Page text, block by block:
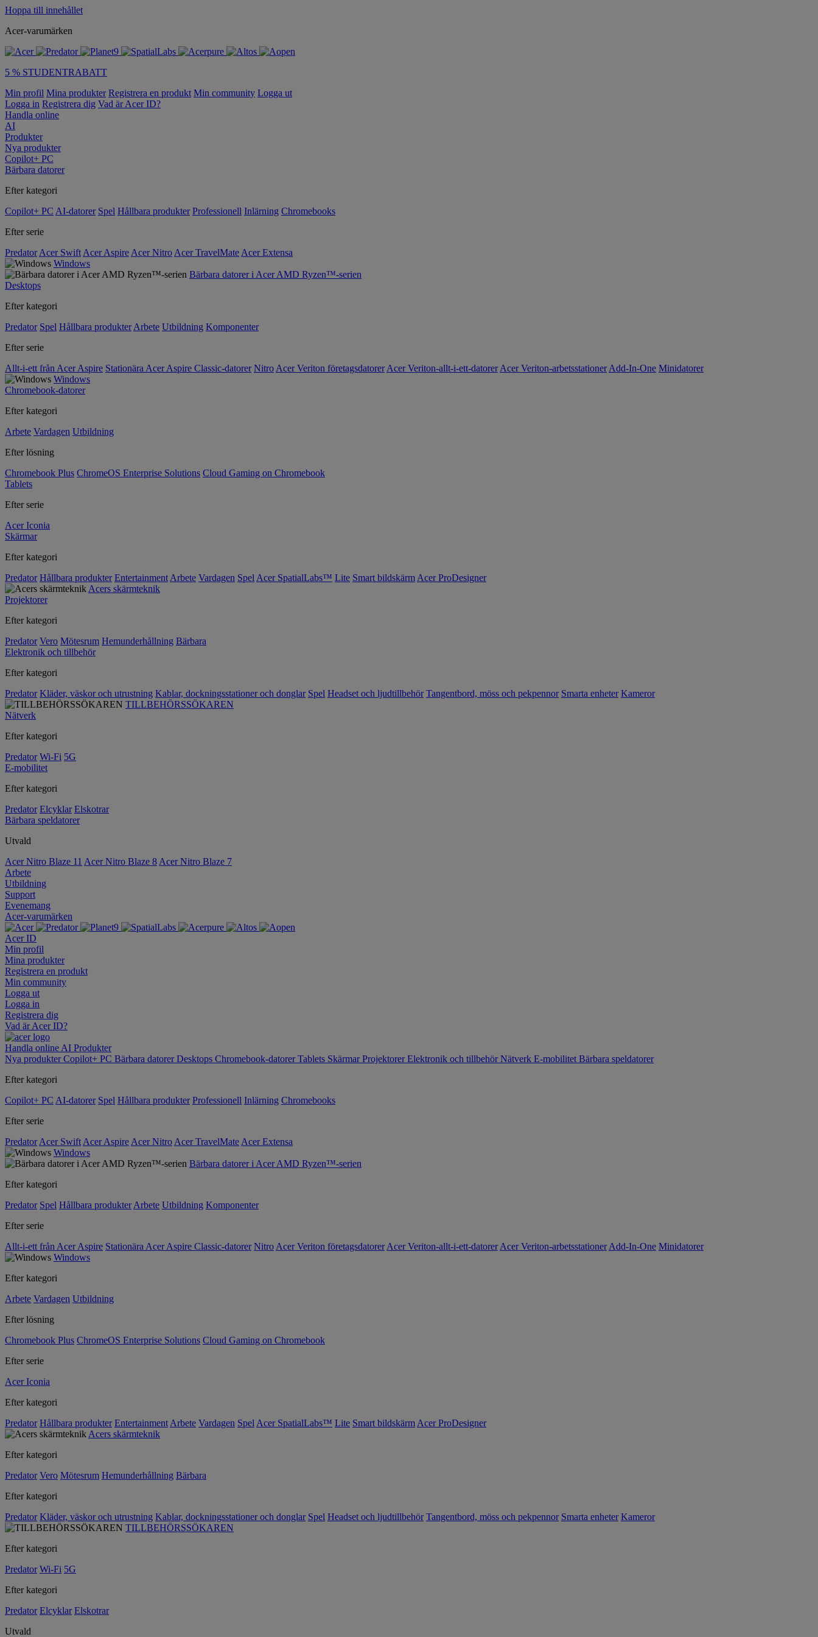
Hoppa till innehållet
Acer-varumärken
5 % STUDENTRABATT
Min profil Mina produkter Registrera en produkt Min community Logga ut
Logga in Registrera dig Vad är Acer ID?
Handla online
AI
Produkter
Nya produkter
Copilot+ PC
Bärbara datorer
Efter kategori
Copilot+ PC AI-datorer Spel Hållbara produkter Professionell Inlärning Chromebooks
Efter serie
Predator Acer Swift Acer Aspire Acer Nitro Acer TravelMate Acer Extensa
Windows
Bärbara datorer i Acer AMD Ryzen™-serien
Desktops
Efter kategori
Predator Spel Hållbara produkter Arbete Utbildning Komponenter
Efter serie
Allt-i-ett från Acer Aspire Stationära Acer Aspire Classic-datorer Nitro Acer Veriton företagsdatorer Acer Veriton-allt-i-ett-datorer Acer Veriton-arbetsstationer Add-In-One Minidatorer
Windows
Chromebook-datorer
Efter kategori
Arbete Vardagen Utbildning
Efter lösning
Chromebook Plus ChromeOS Enterprise Solutions Cloud Gaming on Chromebook
Tablets
Efter serie
Acer Iconia
Skärmar
Efter kategori
Predator Hållbara produkter Entertainment Arbete Vardagen Spel Acer SpatialLabs™ Lite Smart bildskärm Acer ProDesigner
Acers skärmteknik
Projektorer
Efter kategori
Predator Vero Mötesrum Hemunderhållning Bärbara
Elektronik och tillbehör
Efter kategori
Predator Kläder, väskor och utrustning Kablar, dockningsstationer och donglar Spel Headset och ljudtillbehör Tangentbord, möss och pekpennor Smarta enheter Kameror
TILLBEHÖRSSÖKAREN
Nätverk
Efter kategori
Predator Wi-Fi 5G
E-mobilitet
Efter kategori
Predator Elcyklar Elskotrar
Bärbara speldatorer
Utvald
Acer Nitro Blaze 11 Acer Nitro Blaze 8 Acer Nitro Blaze 7
Arbete
Utbildning
Support
Evenemang
Acer-varumärken
Acer ID
Min profil
Mina produkter
Registrera en produkt
Min community
Logga ut
Logga in
Registrera dig
Vad är Acer ID?
Handla online AI Produkter
Nya produkterCopilot+ PC Bärbara datorerDesktops Chromebook-datorerTablets SkärmarProjektorerElektronik och tillbehörNätverk E-mobilitet Bärbara speldatorer
Efter kategori
Copilot+ PC AI-datorer Spel Hållbara produkter Professionell Inlärning Chromebooks
Efter serie
Predator Acer Swift Acer Aspire Acer Nitro Acer TravelMate Acer Extensa
Windows
Bärbara datorer i Acer AMD Ryzen™-serien
Efter kategori
Predator Spel Hållbara produkter Arbete Utbildning Komponenter
Efter serie
Allt-i-ett från Acer Aspire Stationära Acer Aspire Classic-datorer Nitro Acer Veriton företagsdatorer Acer Veriton-allt-i-ett-datorer Acer Veriton-arbetsstationer Add-In-One Minidatorer
Windows
Efter kategori
Arbete Vardagen Utbildning
Efter lösning
Chromebook Plus ChromeOS Enterprise Solutions Cloud Gaming on Chromebook
Efter serie
Acer Iconia
Efter kategori
Predator Hållbara produkter Entertainment Arbete Vardagen Spel Acer SpatialLabs™ Lite Smart bildskärm Acer ProDesigner
Acers skärmteknik
Efter kategori
Predator Vero Mötesrum Hemunderhållning Bärbara
Efter kategori
Predator Kläder, väskor och utrustning Kablar, dockningsstationer och donglar Spel Headset och ljudtillbehör Tangentbord, möss och pekpennor Smarta enheter Kameror
TILLBEHÖRSSÖKAREN
Efter kategori
Predator Wi-Fi 5G
Efter kategori
Predator Elcyklar Elskotrar
Utvald